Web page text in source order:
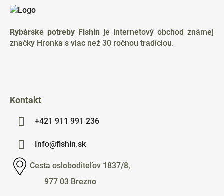
Rybárske potreby Fishin je internetový obchod známej
značky Hronka s viac než 30 ročnou tradíciou.
Kontakt
+421 911 991 236
Info@fishin.sk
Cesta osloboditeľov 1837/8,
977 03 Brezno